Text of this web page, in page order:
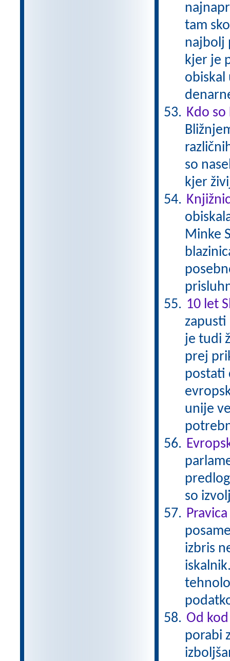
tam
najbolj
kjer je
obiskal
Kdo so
so
kjer
Minke
10 let
zapusti
je tudi
prej
postati
unije
so
izbris
Od
porabi